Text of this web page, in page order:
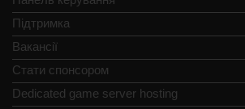
Підтримка
Вакансії
Стати спонсором
Dedicated game server hosting